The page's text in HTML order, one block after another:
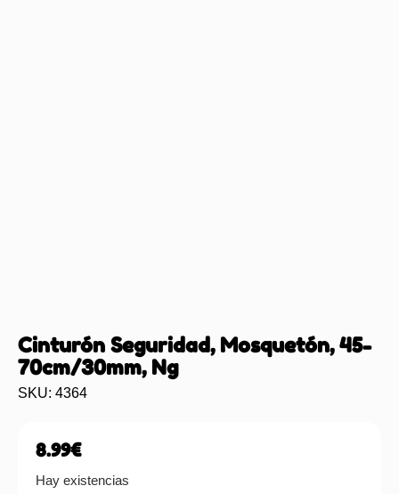
Cinturón Seguridad, Mosquetón, 45-
70cm/30mm, Ng
SKU: 4364
8.99€
Hay existencias